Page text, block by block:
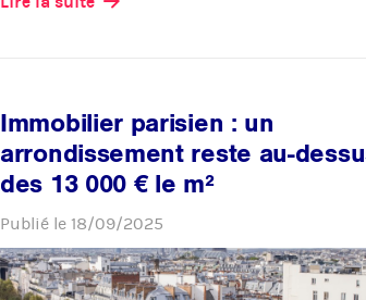
Immobilier parisien : un
arrondissement reste au-
des 13 000 € le m²
Publié le 18/09/2025